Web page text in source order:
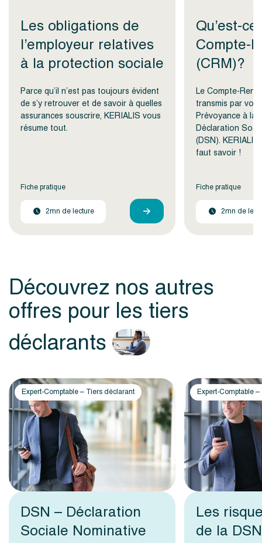
Les obligations de
l’employeur relatives
à la protection sociale
Parce qu’il n’est pas toujours évident
de s’y retrouver et de savoir à quelles
assurances souscrire, KERIALIS vous
résume tout.
Fiche pratique
2mn de lecture
Qu’est-
Compte-
(CRM)?
Le Compte-
transmis par
Prévoyance à la
Déclaration
(DSN).
faut savoir !
Fiche pratique
2mn de
Découvrez nos autres
offres pour les tiers
déclarants
Expert-Comptable – Tiers déclarant
DSN – Déclaration
Sociale Nominative
Expert-Comptable
Les
de la DSN